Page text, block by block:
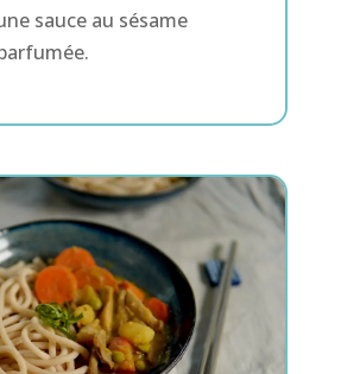
sauce au sésame